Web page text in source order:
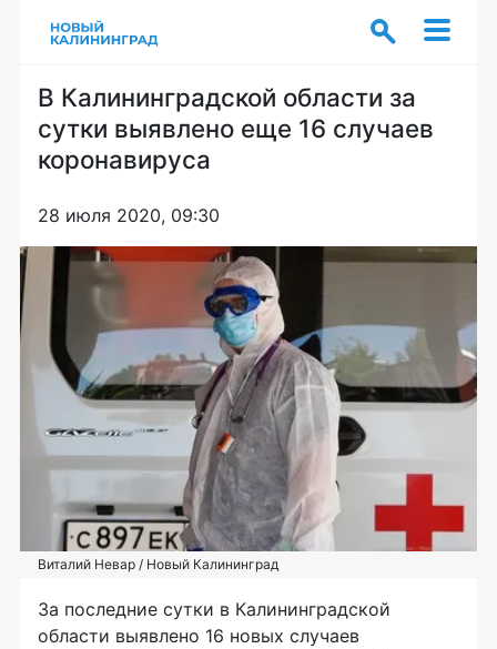
В Калининградской области за
сутки выявлено еще 16 случаев
коронавируса
28 июля 2020, 09:30
Виталий Невар / Новый Калининград
За последние сутки в Калининградской
области выявлено 16 новых случаев